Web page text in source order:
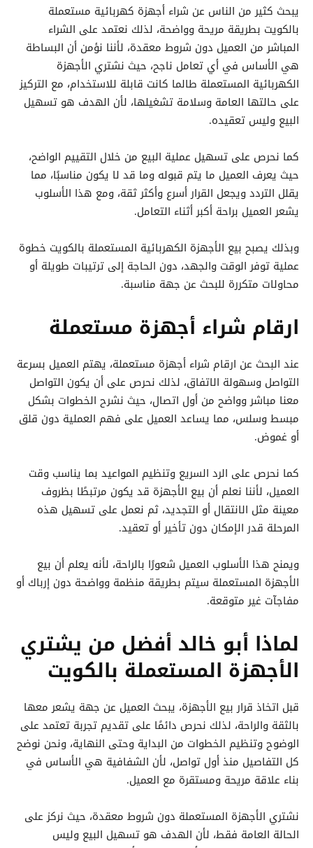
يبحث كثير من الناس عن شراء أجهزة كهربائية مستعملة
بالكويت بطريقة مريحة وواضحة، لذلك نعتمد على الشراء
المباشر من العميل دون شروط معقدة، لأننا نؤمن أن البساطة
هي الأساس في أي تعامل ناجح، حيث نشتري الأجهزة
الكهربائية المستعملة طالما كانت قابلة للاستخدام، مع التركيز
على حالتها العامة وسلامة تشغيلها، لأن الهدف هو تسهيل
البيع وليس تعقيده.
كما نحرص على تسهيل عملية البيع من خلال التقييم الواضح،
حيث يعرف العميل ما يتم قبوله وما قد لا يكون مناسبًا، مما
يقلل التردد ويجعل القرار أسرع وأكثر ثقة، ومع هذا الأسلوب
يشعر العميل براحة أكبر أثناء التعامل.
وبذلك يصبح بيع الأجهزة الكهربائية المستعملة بالكويت خطوة
عملية توفر الوقت والجهد، دون الحاجة إلى ترتيبات طويلة أو
محاولات متكررة للبحث عن جهة مناسبة.
ارقام شراء أجهزة مستعملة
عند البحث عن ارقام شراء أجهزة مستعملة، يهتم العميل بسرعة
التواصل وسهولة الاتفاق، لذلك نحرص على أن يكون التواصل
معنا مباشر وواضح من أول اتصال، حيث نشرح الخطوات بشكل
مبسط وسلس، مما يساعد العميل على فهم العملية دون قلق
أو غموض.
كما نحرص على الرد السريع وتنظيم المواعيد بما يناسب وقت
العميل، لأننا نعلم أن بيع الأجهزة قد يكون مرتبطًا بظروف
معينة مثل الانتقال أو التجديد، ثم نعمل على تسهيل هذه
المرحلة قدر الإمكان دون تأخير أو تعقيد.
ويمنح هذا الأسلوب العميل شعورًا بالراحة، لأنه يعلم أن بيع
الأجهزة المستعملة سيتم بطريقة منظمة وواضحة دون إرباك أو
مفاجآت غير متوقعة.
لماذا أبو خالد أفضل من يشتري
الأجهزة المستعملة بالكويت
قبل اتخاذ قرار بيع الأجهزة، يبحث العميل عن جهة يشعر معها
بالثقة والراحة، لذلك نحرص دائمًا على تقديم تجربة تعتمد على
الوضوح وتنظيم الخطوات من البداية وحتى النهاية، ونحن نوضح
كل التفاصيل منذ أول تواصل، لأن الشفافية هي الأساس في
بناء علاقة مريحة ومستقرة مع العميل.
نشتري الأجهزة المستعملة دون شروط معقدة، حيث نركز على
الحالة العامة فقط، لأن الهدف هو تسهيل البيع وليس